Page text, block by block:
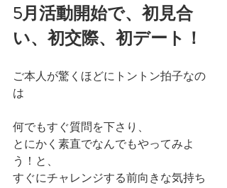
5月活動開始で、初見合
い、初交際、初デート！
ご本人が驚くほどにトントン拍子なの
は
何でもすぐ質問を下さり、
とにかく素直でなんでもやってみよ
う！と、
すぐにチャレンジする前向きな気持ち